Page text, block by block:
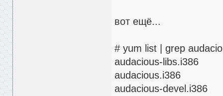
вот ещё...
# yum list | grep
audacious-
audacious-